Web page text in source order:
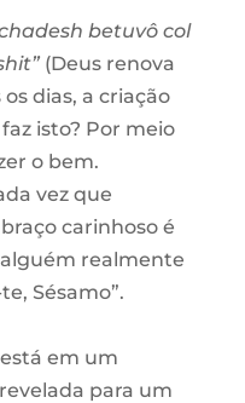
betuvô col
(Deus renova
dias, a criação
isto? Por meio
o bem.
vez que
carinhoso é
realmente
Sésamo”.
em um
para um